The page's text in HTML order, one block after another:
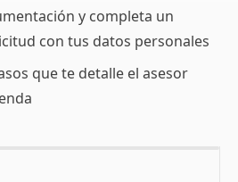
y completa un
con tus datos personales
que te detalle el asesor